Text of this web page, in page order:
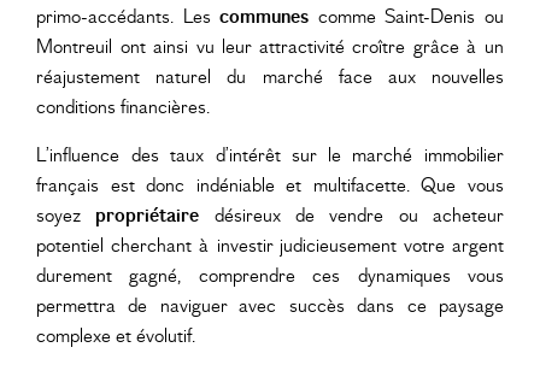
primo-accédants. Lescommunes comme Saint-Denis ou
Montreuil ont ainsi vu leur attractivité croître grâce à un
réajustement naturel du marché face aux nouvelles
conditions financières.
L’influence des taux d’intérêt sur le marché immobilier
français est donc indéniable et multifacette. Que vous
soyez propriétaire désireux de vendre ou acheteur
potentiel cherchant à investir judicieusement votre argent
durement gagné, comprendre ces dynamiques vous
permettra de naviguer avec succès dans ce paysage
complexe et évolutif.